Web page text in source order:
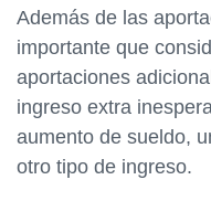
Además de las
importante que
aportaciones
ingreso extra
aumento de sueldo,
otro tipo de ingreso.